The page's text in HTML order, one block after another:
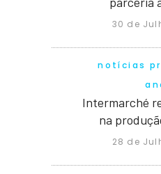
30 de
notícias
Intermarché
na
28 de